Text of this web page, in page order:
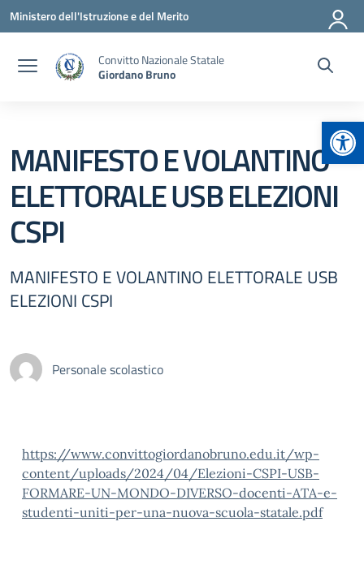
Vai ai contenuti
Vai al menu di navigazione
Vai al footer
Ministero dell'Istruzione e del Merito
Convitto Nazionale Statale
Giordano Bruno
MANIFESTO E VOLANTINO
ELETTORALE USB ELEZIONI
CSPI
MANIFESTO E VOLANTINO ELETTORALE USB
ELEZIONI CSPI
Personale scolastico
https://www.convittogiordanobruno.edu.it/wp-
content/uploads/2024/04/Elezioni-CSPI-USB-
FORMARE-UN-MONDO-DIVERSO-docenti-ATA-e-
studenti-uniti-per-una-nuova-scuola-statale.pdf